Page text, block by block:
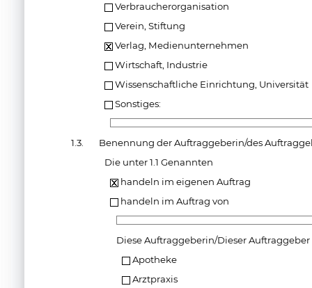
Verbraucherorganisation
Verein, Stiftung
Verlag, Medienunternehmen
Wirtschaft, Industrie
Wissenschaftliche Einrichtung, Universität
Sonstiges:
1.3.
Benennung der Auftraggeberin/des
Die unter 1.1 Genannten
handeln im eigenen Auftrag
handeln im Auftrag von
Diese Auftraggeberin/Dieser
Apotheke
Arztpraxis